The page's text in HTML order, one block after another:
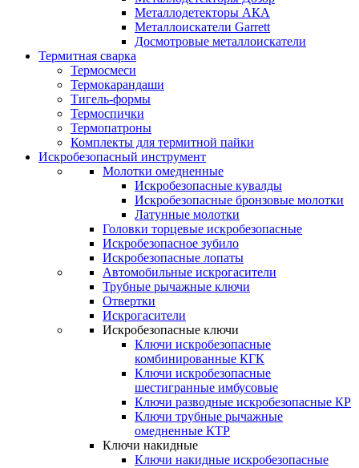
Металлодетекторы АКА
Металлоискатели Garrett
Досмотровые металлоискатели
Термитная сварка
Термосмеси
Термокарандаши
Тигель-формы
Термоспички
Термопатроны
Комплекты для термитной пайки
Искробезопасный инструмент
Молотки омедненные
Искробезопасные кувалды
Искробезопасные бронзовые молотки
Латунные молотки
Головки торцевые искробезопасные
Искробезопасное зубило
Искробезопасные лопаты
Автомобильные искрогасители
Трубные рычажные ключи
Отвертки
Искрогасители
Искробезопасные ключи
Ключи искробезопасные
комбинированные КГК
Ключи искробезопасные
шестигранные имбусовые
Ключи разводные искробезопасные КР
Ключи трубные рычажные
омедненные КТР
Ключи накидные
Ключи накидные искробезопасные